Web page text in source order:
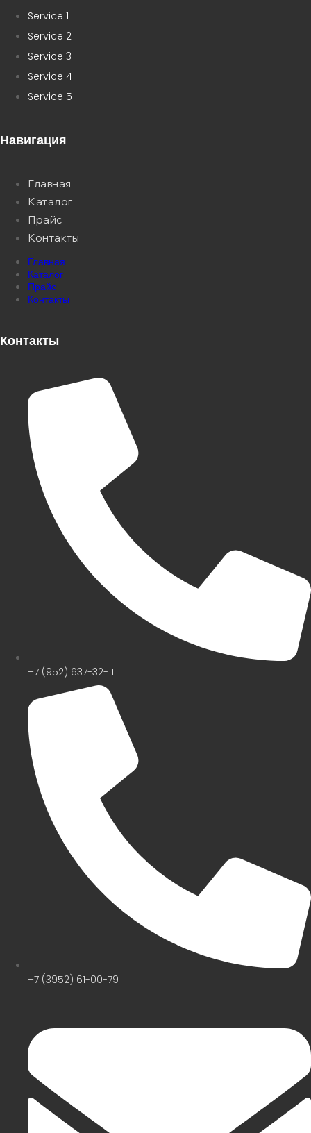
Service 1
Service 2
Service 3
Service 4
Service 5
Навигация
Главная
Каталог
Прайс
Контакты
Главная
Каталог
Прайс
Контакты
Контакты
+7 (952) 637-32-11
+7 (3952) 61-00-79